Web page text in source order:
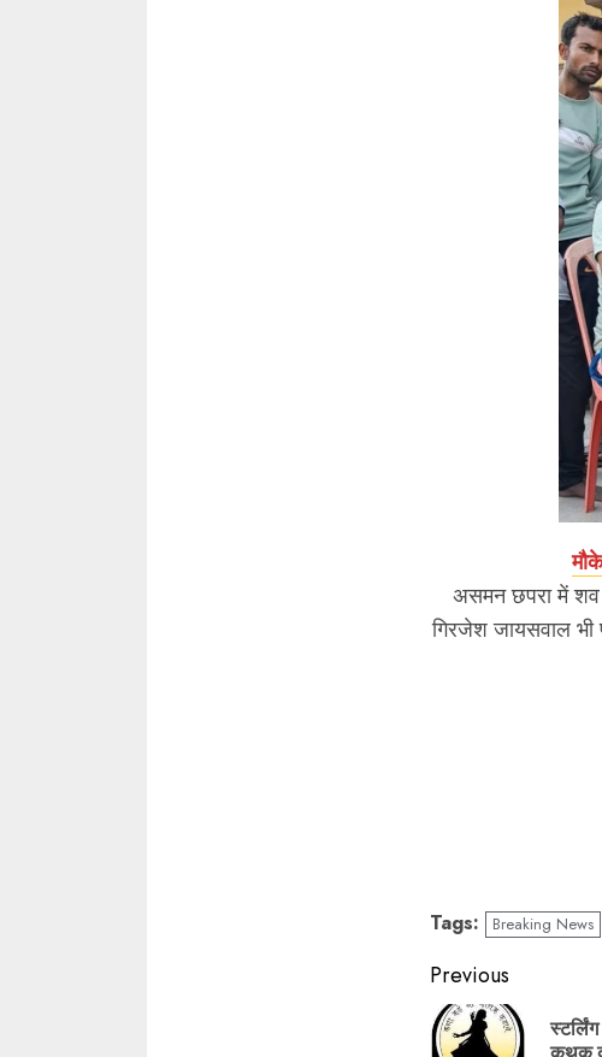
असमन छपरा में शव
गिरजेश जायसवाल
Tags: Breaking News
Continue
Reading
Previous